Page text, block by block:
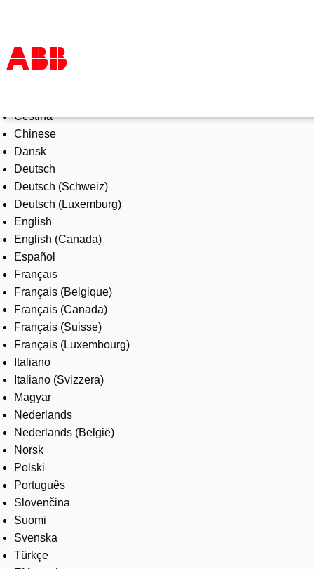
Products & Solutions
Industries
Services
About us
Where to buy
Contact us
Careers
Čeština
Chinese
Dansk
Deutsch
Deutsch (Schweiz)
Deutsch (Luxemburg)
English
English (Canada)
Español
Français
Français (Belgique)
Français (Canada)
Français (Suisse)
Français (Luxembourg)
Italiano
Italiano (Svizzera)
Magyar
Nederlands
Nederlands (België)
Norsk
Polski
Português
Slovenčina
Suomi
Svenska
Türkçe